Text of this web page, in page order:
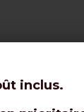
inclus.